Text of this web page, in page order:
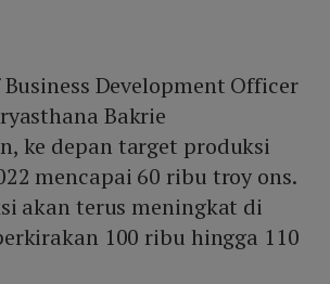
Development Officer
Bakrie
ke depan target produksi
mencapai 60 ribu troy ons.
akan terus meningkat di
100 ribu hingga 110